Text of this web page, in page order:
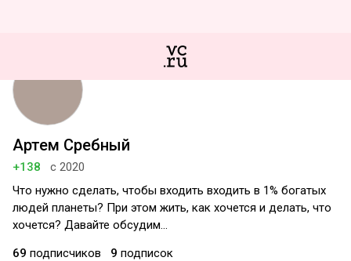
Артем Сребный
+138
с 2020
Что нужно сделать, чтобы входить входить в 1% богатых
людей планеты? При этом жить, как хочется и делать, что
хочется? Давайте обсудим...
69 подписчиков 9 подписок